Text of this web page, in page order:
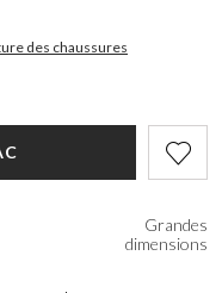
des chaussures
Grandes
dimensions